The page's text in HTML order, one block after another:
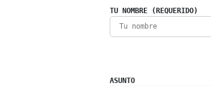
TU NOMBRE (REQUERIDO)
ASUNTO